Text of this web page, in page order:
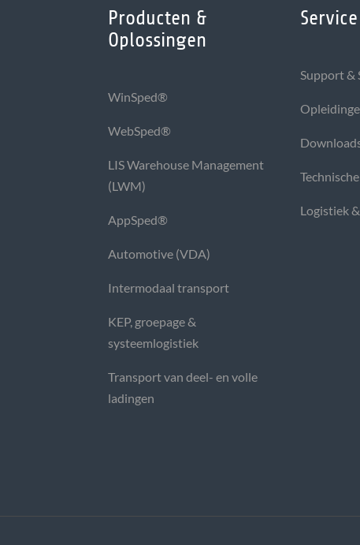
Producten &
Oplossingen
WinSped®
WebSped®
LIS Warehouse Management
(LWM)
AppSped®
Automotive (VDA)
Intermodaal transport
KEP, groepage &
systeemlogistiek
Transport van deel- en volle
ladingen
Service
Support &
Logistiek